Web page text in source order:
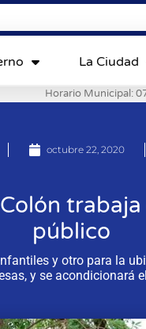
La Ciudad
Horario Municipal:
octubre 22, 2020
público
y otro para la
y se acondicionará